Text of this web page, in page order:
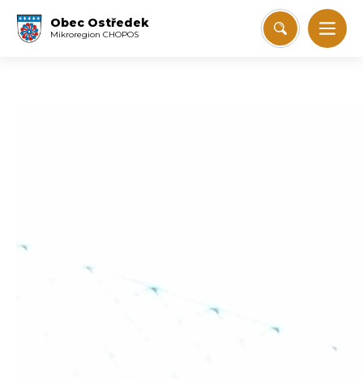
Obec Ostředek
Mikroregion CHOPOS